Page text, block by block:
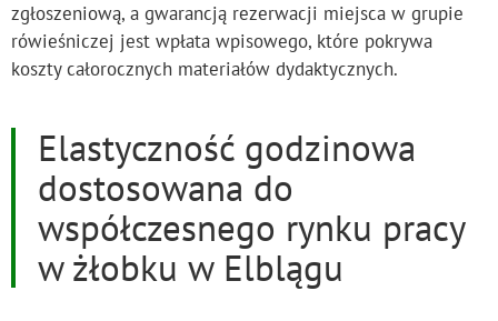
zgłoszeniową, a gwarancją rezerwacji miejsca w grupie
rówieśniczej jest wpłata wpisowego, które pokrywa
koszty całorocznych materiałów dydaktycznych.
Elastyczność godzinowa
dostosowana do
współczesnego rynku pracy
w żłobku w Elblągu